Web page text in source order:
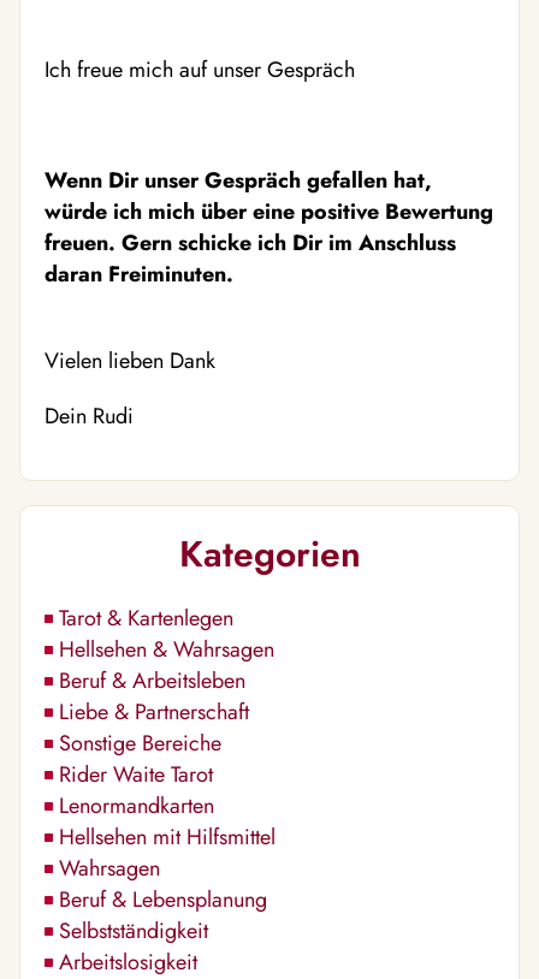
Ich freue mich auf unser Gespräch
Wenn Dir unser Gespräch gefallen hat,
würde ich mich über eine positive Bewertung
freuen. Gern schicke ich Dir im Anschluss
daran Freiminuten.
Vielen lieben Dank
Dein Rudi
Kategorien
Tarot & Kartenlegen
Hellsehen & Wahrsagen
Beruf & Arbeitsleben
Liebe & Partnerschaft
Sonstige Bereiche
Rider Waite Tarot
Lenormandkarten
Hellsehen mit Hilfsmittel
Wahrsagen
Beruf & Lebensplanung
Selbstständigkeit
Arbeitslosigkeit